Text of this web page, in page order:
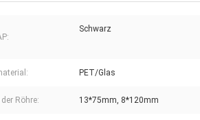
Schwarz
PET/Glas
Röhre: 13*75mm, 8*120mm